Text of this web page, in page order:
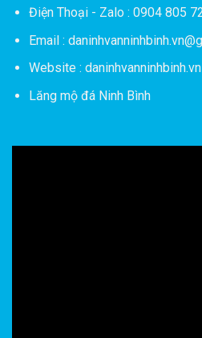
Điện Thoại - Zalo : 0904 805
Email :
Website : daninhvanninhbinh.vn
Lăng mộ đá Ninh Bình